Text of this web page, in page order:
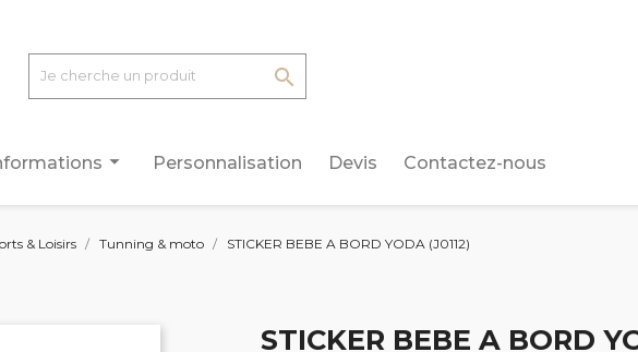

arrow_drop_down Personnalisation Devis Contactez-nous
& Loisirs Tunning & moto STICKER BEBE A BORD YODA (J0112)
STICKER BEBE A BORD